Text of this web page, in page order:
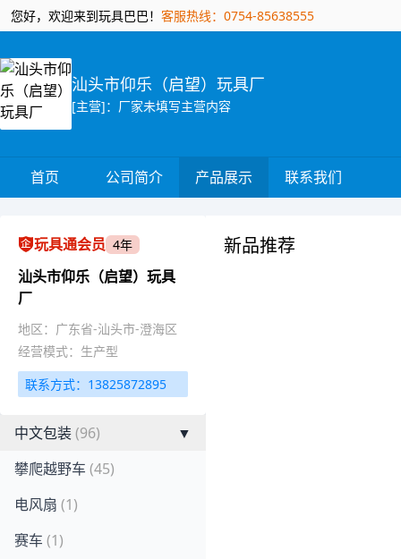
您好，欢迎来到玩具巴巴！ 客服热线：0754-85638555
汕头市仰乐（启望）玩具厂
[主营]：厂家未填写主营内容
首页 公司简介 产品展示 联系我们
玩具通会员 4年
汕头市仰乐（启望）玩具
厂
地区：广东省-汕头市-澄海区
经营模式：生产型
联系方式：13825872895
中文包装(96)
▼
攀爬越野车 (45)
电风扇 (1)
赛车 (1)
新品推荐